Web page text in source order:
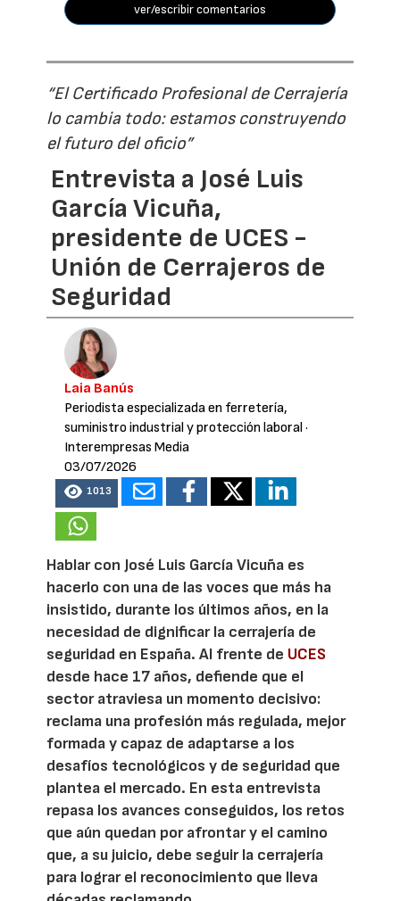
ver/escribir comentarios
“El Certificado Profesional de Cerrajería
lo cambia todo: estamos construyendo
el futuro del oficio”
Entrevista a José Luis
García Vicuña,
presidente de UCES -
Unión de Cerrajeros de
Seguridad
Laia Banús
Periodista especializada en ferretería,
suministro industrial y protección laboral·
Interempresas Media
03/07/2026
1013
Hablar con José Luis García Vicuña es
hacerlo con una de las voces que más ha
insistido, durante los últimos años, en la
necesidad de dignificar la cerrajería de
seguridad en España. Al frente de UCES
desde hace 17 años, defiende que el
sector atraviesa un momento decisivo:
reclama una profesión más regulada, mejor
formada y capaz de adaptarse a los
desafíos tecnológicos y de seguridad que
plantea el mercado. En esta entrevista
repasa los avances conseguidos, los retos
que aún quedan por afrontar y el camino
que, a su juicio, debe seguir la cerrajería
para lograr el reconocimiento que lleva